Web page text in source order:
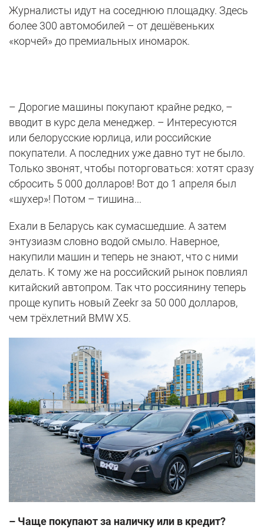
Журналисты идут на соседнюю площадку. Здесь
более 300 автомобилей – от дешёвеньких
«корчей» до премиальных иномарок.
– Дорогие машины покупают крайне редко, –
вводит в курс дела менеджер. – Интересуются
или белорусские юрлица, или российские
покупатели. А последних уже давно тут не было.
Только звонят, чтобы поторговаться: хотят сразу
сбросить 5 000 долларов! Вот до 1 апреля был
«шухер»! Потом – тишина...
Ехали в Беларусь как сумасшедшие. А затем
энтузиазм словно водой смыло. Наверное,
накупили машин и теперь не знают, что с ними
делать. К тому же на российский рынок повлиял
китайский автопром. Так что россиянину теперь
проще купить новый Zeekr за 50 000 долларов,
чем трёхлетний BMW X5.
– Чаще покупают за наличку или в кредит?